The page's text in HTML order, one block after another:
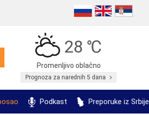
28 ℃
Promenljivo oblačno
Prognoza za narednih 5 dana
Podkast Preporuke iz Srbije